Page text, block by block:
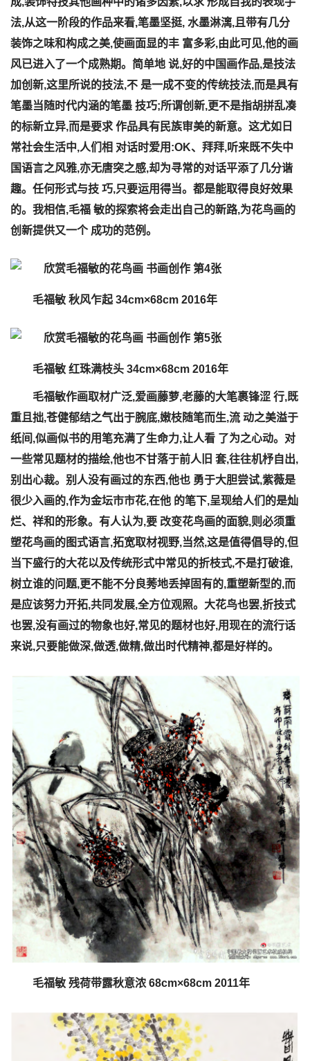
法,从这一阶段的作品来看,笔墨坚挺, 水墨淋漓,且带有几分
装饰之味和构成之美,使画面显的丰 富多彩,由此可见,他的画
风已进入了一个成熟期。简单地 说,好的中国画作品,是技法
加创新,这里所说的技法,不 是一成不变的传统技法,而是具有
笔墨当随时代内涵的笔墨 技巧;所谓创新,更不是指胡拼乱凑
的标新立异,而是要求 作品具有民族审美的新意。这尤如日
常社会生活中,人们相 对话时爱用:OK、拜拜,听来既不失中
国语言之风雅,亦无唐突之感,却为寻常的对话平添了几分谐
趣。任何形式与技 巧,只要运用得当。都是能取得良好效果
的。我相信,毛福 敏的探索将会走出自己的新路,为花鸟画的
创新提供又一个 成功的范例。
毛福敏 秋风乍起 34cm×68cm 2016年
毛福敏 红珠满枝头 34cm×68cm 2016年
毛福敏作画取材广泛,爱画藤萝,老藤的大笔裹锋涩 行,既
重且拙,苍健郁结之气出于腕底,嫩枝随笔而生,流 动之美溢于
纸间,似画似书的用笔充满了生命力,让人看 了为之心动。对
一些常见题材的描绘,他也不甘落于前人旧 套,往往机杼自出,
别出心裁。别人没有画过的东西,他也 勇于大胆尝试,紫薇是
很少入画的,作为金坛市市花,在他 的笔下,呈现给人们的是灿
烂、祥和的形象。有人认为,要 改变花鸟画的面貌,则必须重
塑花鸟画的图式语言,拓宽取材视野,当然,这是值得倡导的,但
当下盛行的大花以及传统形式中常见的折枝式,不是打破谁,
树立谁的问题,更不能不分良莠地丢掉固有的,重塑新型的,而
是应该努力开拓,共同发展,全方位观照。大花鸟也罢,折技式
也罢,没有画过的物象也好,常见的题材也好,用现在的流行话
来说,只要能做深,做透,做精,做出时代精神,都是好样的。
毛福敏 残荷带露秋意浓 68cm×68cm 2011年